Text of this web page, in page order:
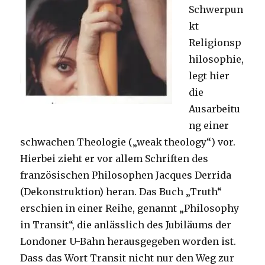
Schwerpun
kt
Religionsp
hilosophie,
legt hier
die
Ausarbeitu
ng einer
schwachen Theologie („weak theology“) vor.
Hierbei zieht er vor allem Schriften des
französischen Philosophen Jacques Derrida
(Dekonstruktion) heran. Das Buch „Truth“
erschien in einer Reihe, genannt „Philosophy
in Transit“, die anlässlich des Jubiläums der
Londoner U-Bahn herausgegeben worden ist.
Dass das Wort Transit nicht nur den Weg zur